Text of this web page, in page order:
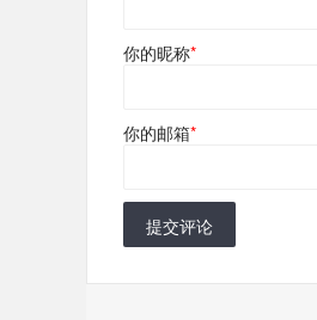
你的昵称*
你的邮箱*
提交评论